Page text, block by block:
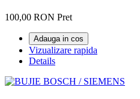
100,00 RON Pret
Adauga in cos
Vizualizare rapida
Details